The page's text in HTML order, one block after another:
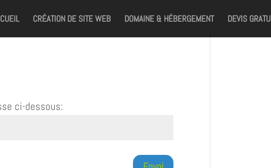
CRÉATION DE SITE WEB DOMAINE & HÉBERGEMENT DEVIS
ci-dessous: